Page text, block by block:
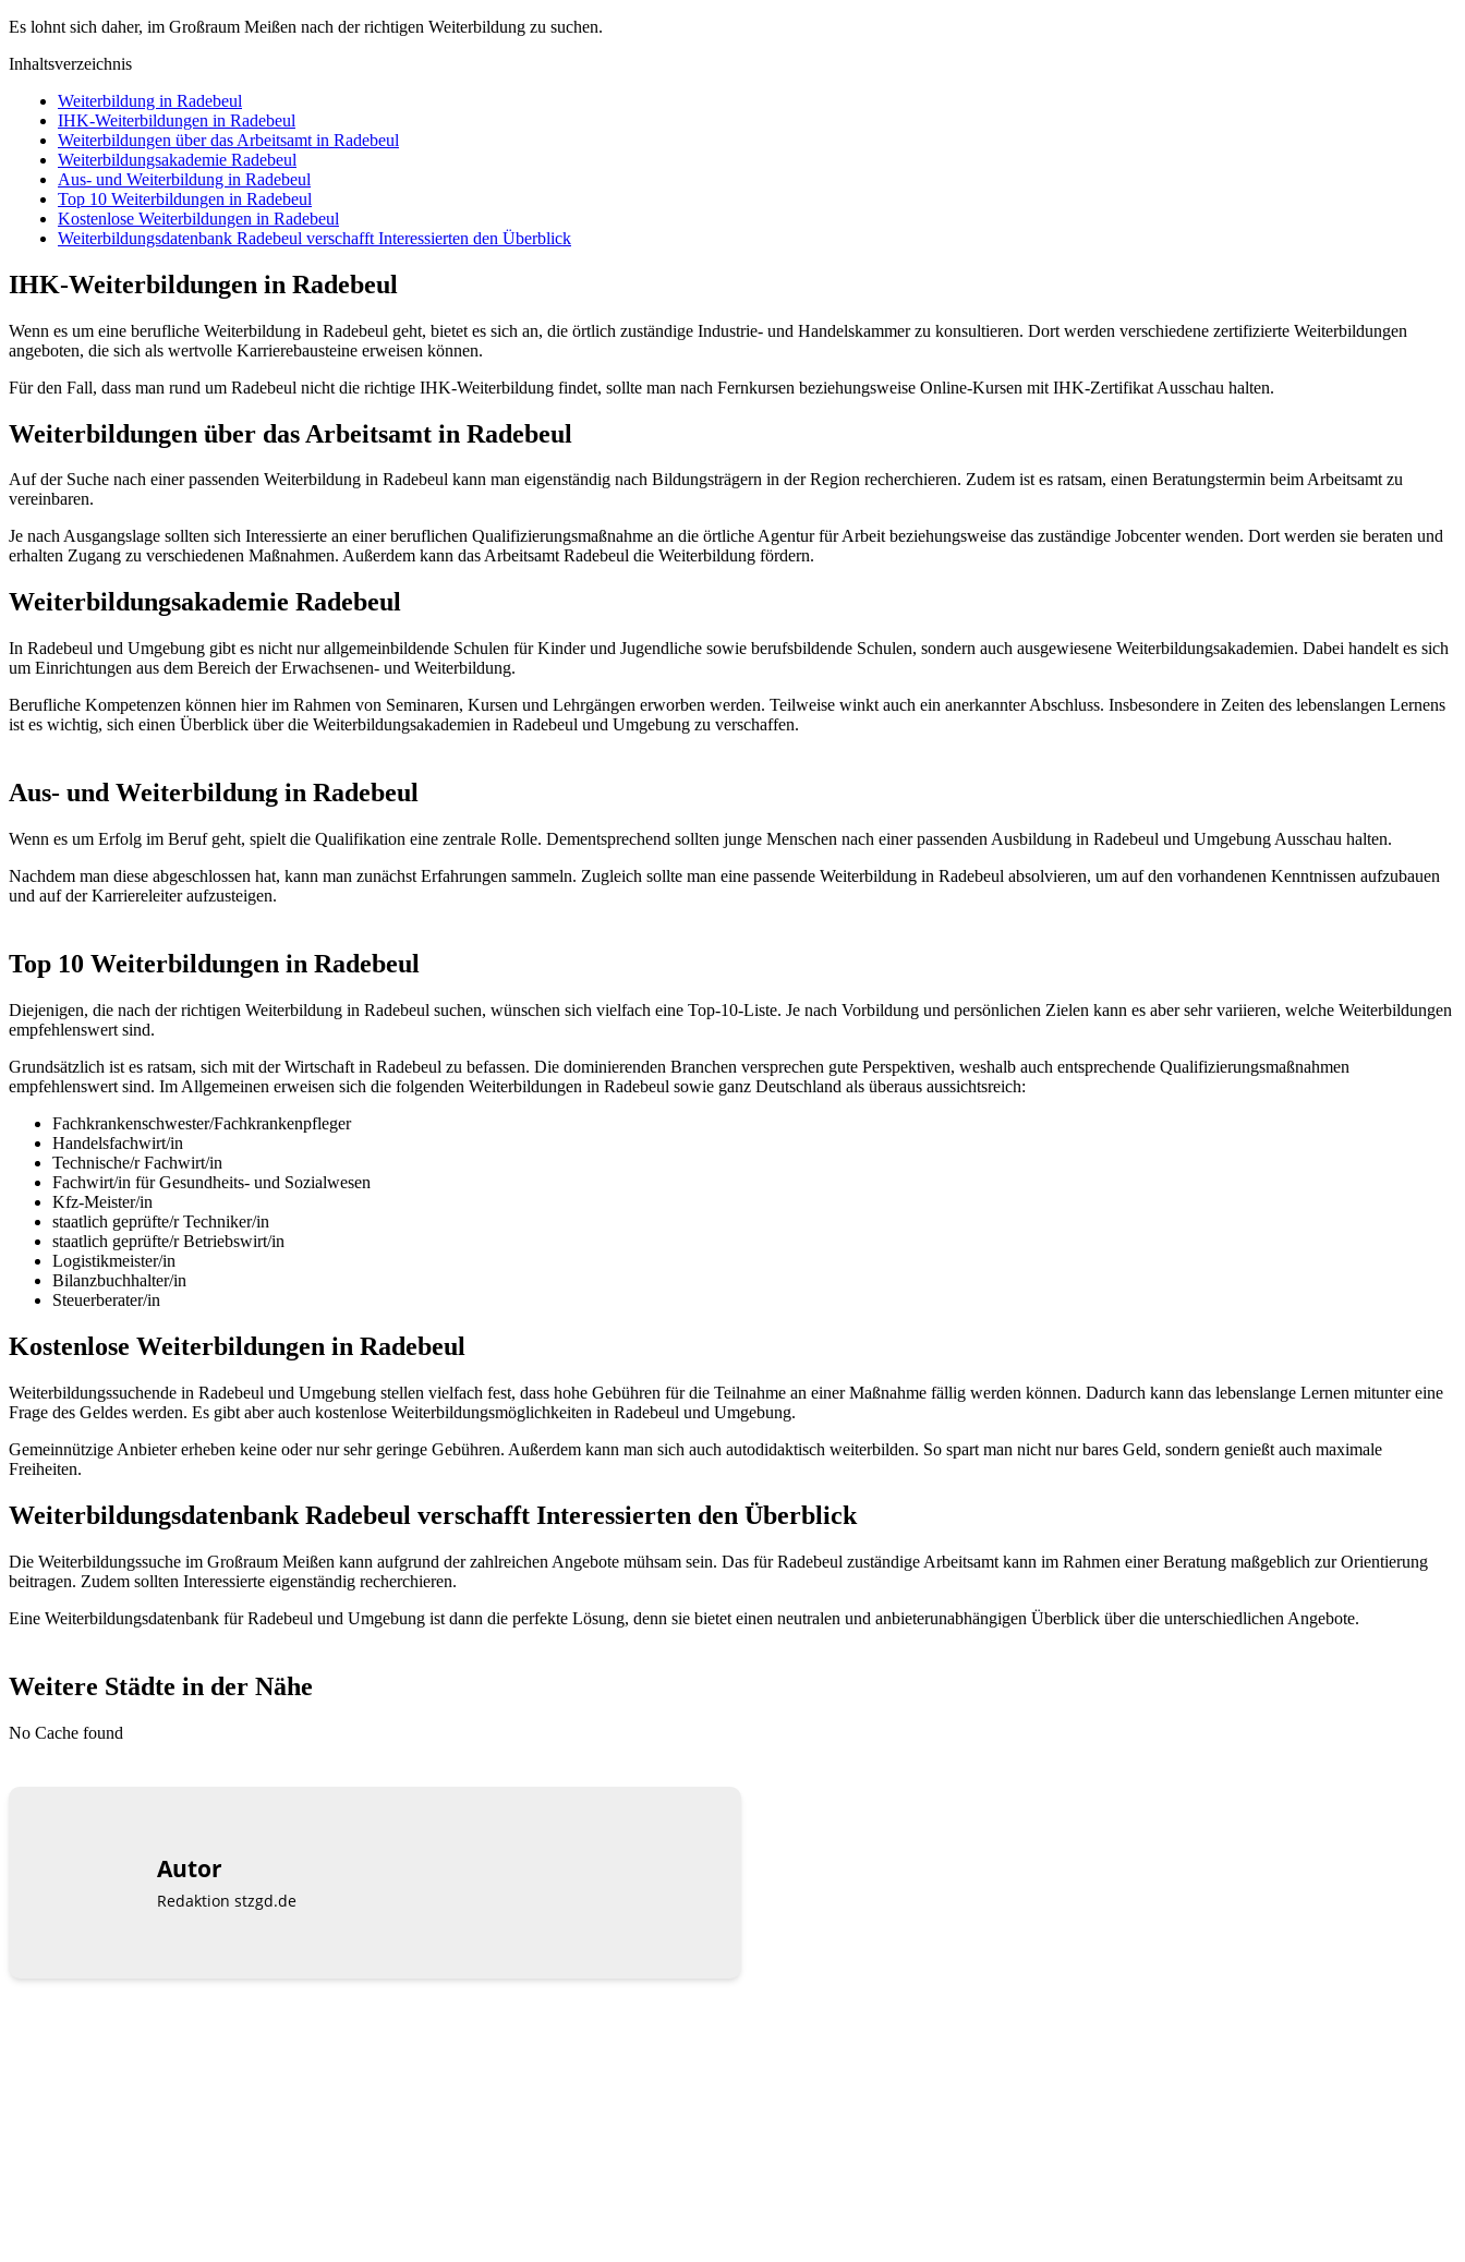
Es lohnt sich daher, im Großraum Meißen nach der richtigen Weiterbildung zu suchen.
Inhaltsverzeichnis
Weiterbildung in Radebeul
IHK-Weiterbildungen in Radebeul
Weiterbildungen über das Arbeitsamt in Radebeul
Weiterbildungsakademie Radebeul
Aus- und Weiterbildung in Radebeul
Top 10 Weiterbildungen in Radebeul
Kostenlose Weiterbildungen in Radebeul
Weiterbildungsdatenbank Radebeul verschafft Interessierten den Überblick
IHK-Weiterbildungen in Radebeul
Wenn es um eine berufliche Weiterbildung in Radebeul geht, bietet es sich an, die örtlich zuständige Industrie- und Handelskammer zu konsultieren. Dort werden verschiedene zertifizierte Weiterbildungen
angeboten, die sich als wertvolle Karrierebausteine erweisen können.
Für den Fall, dass man rund um Radebeul nicht die richtige IHK-Weiterbildung findet, sollte man nach Fernkursen beziehungsweise Online-Kursen mit IHK-Zertifikat Ausschau halten.
Weiterbildungen über das Arbeitsamt in Radebeul
Auf der Suche nach einer passenden Weiterbildung in Radebeul kann man eigenständig nach Bildungsträgern in der Region recherchieren. Zudem ist es ratsam, einen Beratungstermin beim Arbeitsamt zu
vereinbaren.
Je nach Ausgangslage sollten sich Interessierte an einer beruflichen Qualifizierungsmaßnahme an die örtliche Agentur für Arbeit beziehungsweise das zuständige Jobcenter wenden. Dort werden sie beraten und
erhalten Zugang zu verschiedenen Maßnahmen. Außerdem kann das Arbeitsamt Radebeul die Weiterbildung fördern.
Weiterbildungsakademie Radebeul
In Radebeul und Umgebung gibt es nicht nur allgemeinbildende Schulen für Kinder und Jugendliche sowie berufsbildende Schulen, sondern auch ausgewiesene Weiterbildungsakademien. Dabei handelt es sich
um Einrichtungen aus dem Bereich der Erwachsenen- und Weiterbildung.
Berufliche Kompetenzen können hier im Rahmen von Seminaren, Kursen und Lehrgängen erworben werden. Teilweise winkt auch ein anerkannter Abschluss. Insbesondere in Zeiten des lebenslangen Lernens
ist es wichtig, sich einen Überblick über die Weiterbildungsakademien in Radebeul und Umgebung zu verschaffen.
Aus- und Weiterbildung in Radebeul
Wenn es um Erfolg im Beruf geht, spielt die Qualifikation eine zentrale Rolle. Dementsprechend sollten junge Menschen nach einer passenden Ausbildung in Radebeul und Umgebung Ausschau halten.
Nachdem man diese abgeschlossen hat, kann man zunächst Erfahrungen sammeln. Zugleich sollte man eine passende Weiterbildung in Radebeul absolvieren, um auf den vorhandenen Kenntnissen aufzubauen
und auf der Karriereleiter aufzusteigen.
Top 10 Weiterbildungen in Radebeul
Diejenigen, die nach der richtigen Weiterbildung in Radebeul suchen, wünschen sich vielfach eine Top-10-Liste. Je nach Vorbildung und persönlichen Zielen kann es aber sehr variieren, welche Weiterbildungen
empfehlenswert sind.
Grundsätzlich ist es ratsam, sich mit der Wirtschaft in Radebeul zu befassen. Die dominierenden Branchen versprechen gute Perspektiven, weshalb auch entsprechende Qualifizierungsmaßnahmen
empfehlenswert sind. Im Allgemeinen erweisen sich die folgenden Weiterbildungen in Radebeul sowie ganz Deutschland als überaus aussichtsreich:
Fachkrankenschwester/Fachkrankenpfleger
Handelsfachwirt/in
Technische/r Fachwirt/in
Fachwirt/in für Gesundheits- und Sozialwesen
Kfz-Meister/in
staatlich geprüfte/r Techniker/in
staatlich geprüfte/r Betriebswirt/in
Logistikmeister/in
Bilanzbuchhalter/in
Steuerberater/in
Kostenlose Weiterbildungen in Radebeul
Weiterbildungssuchende in Radebeul und Umgebung stellen vielfach fest, dass hohe Gebühren für die Teilnahme an einer Maßnahme fällig werden können. Dadurch kann das lebenslange Lernen mitunter eine
Frage des Geldes werden. Es gibt aber auch kostenlose Weiterbildungsmöglichkeiten in Radebeul und Umgebung.
Gemeinnützige Anbieter erheben keine oder nur sehr geringe Gebühren. Außerdem kann man sich auch autodidaktisch weiterbilden. So spart man nicht nur bares Geld, sondern genießt auch maximale
Freiheiten.
Weiterbildungsdatenbank Radebeul verschafft Interessierten den Überblick
Die Weiterbildungssuche im Großraum Meißen kann aufgrund der zahlreichen Angebote mühsam sein. Das für Radebeul zuständige Arbeitsamt kann im Rahmen einer Beratung maßgeblich zur Orientierung
beitragen. Zudem sollten Interessierte eigenständig recherchieren.
Eine Weiterbildungsdatenbank für Radebeul und Umgebung ist dann die perfekte Lösung, denn sie bietet einen neutralen und anbieterunabhängigen Überblick über die unterschiedlichen Angebote.
Weitere Städte in der Nähe
No Cache found
Autor
Redaktion stzgd.de